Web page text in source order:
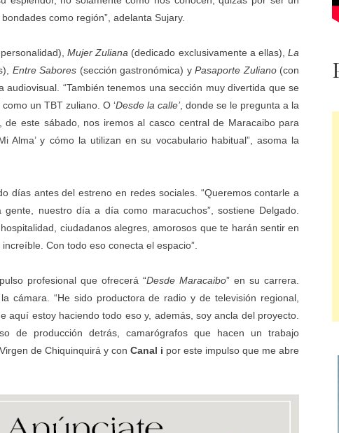
como región”, adelanta Sujary.
Mujer Zuliana (dedicado exclusivamente a ellas),La
Entre Sabores (sección gastronómica) yPasaporte Zuliano(con
“También tenemos una sección muy divertida que se
un TBT zuliano. O ‘Desde la calle’, donde se le pregunta a la
este sábado, nos iremos al casco central de Maracaibo para
Alma’ y cómo la utilizan en su vocabulario habitual”, asoma la
días antes del estreno en redes sociales. “Queremos contarle a
nuestro día a día como maracuchos”, sostiene Delgado.
ciudadanos alegres, amorosos que te harán sentir en
Con todo eso conecta el espacio”.
profesional que ofrecerá “Desde Maracaibo” en su carrera.
cámara. “He sido productora de radio y de televisión regional,
estoy haciendo todo eso y, además, soy ancla del proyecto.
de producción detrás, camarógrafos que hacen un trabajo
de Chiquinquirá y conCanal i por este impulso que me abre